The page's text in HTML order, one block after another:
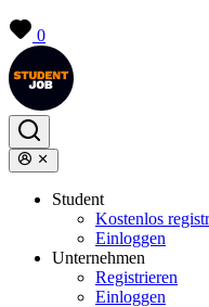
0
Student
Kostenlos
Einloggen
Unternehmen
Registrieren
Einloggen